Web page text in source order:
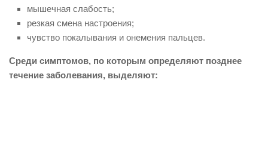
мышечная слабость;
резкая смена настроения;
чувство покалывания и онемения пальцев.
Среди симптомов, по которым определяют позднее
течение заболевания, выделяют: